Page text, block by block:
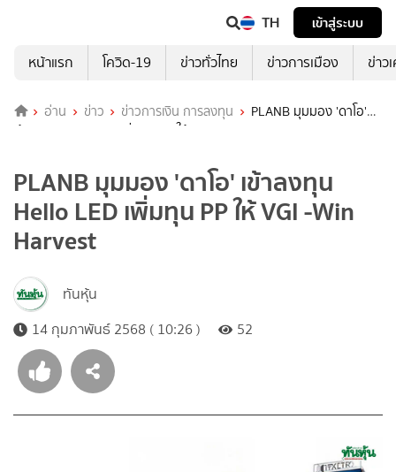
TH
เข้าสู่ระบบ
หน้าแรก
โควิด-19 ข่าวทั่วไทย ข่าวการเมือง ข่าว
อ่าน ข่าว ข่าวการเงิน การลงทุน
PLANB มุมมอง 'ดาโอ'
เข้าลงทุน Hello LED เพิ่มทุน PP ให้ VGI -Win Harvest
PLANB มุมมอง 'ดาโอ' เข้าลงทุน
Hello LED เพิ่มทุน PP ให้ VGI -Win
Harvest
ทันหุ้น
14 กุมภาพันธ์ 2568 ( 10:26 )
52